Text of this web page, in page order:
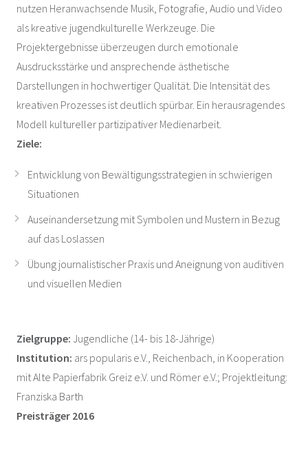
nutzen Heranwachsende Musik, Fotografie, Audio und Video
als kreative jugendkulturelle Werkzeuge. Die
Projektergebnisse überzeugen durch emotionale
Ausdrucksstärke und ansprechende ästhetische
Darstellungen in hochwertiger Qualität. Die Intensität des
kreativen Prozesses ist deutlich spürbar. Ein herausragendes
Modell kultureller partizipativer Medienarbeit.
Ziele:
Entwicklung von Bewältigungsstrategien in schwierigen
Situationen
Auseinandersetzung mit Symbolen und Mustern in Bezug
auf das Loslassen
Übung journalistischer Praxis und Aneignung von auditiven
und visuellen Medien
Zielgruppe: Jugendliche (14- bis 18-Jährige)
Institution: ars popularis e.V., Reichenbach, in Kooperation
mit Alte Papierfabrik Greiz e.V. und Römer e.V.; Projektleitung:
Franziska Barth
Preisträger 2016